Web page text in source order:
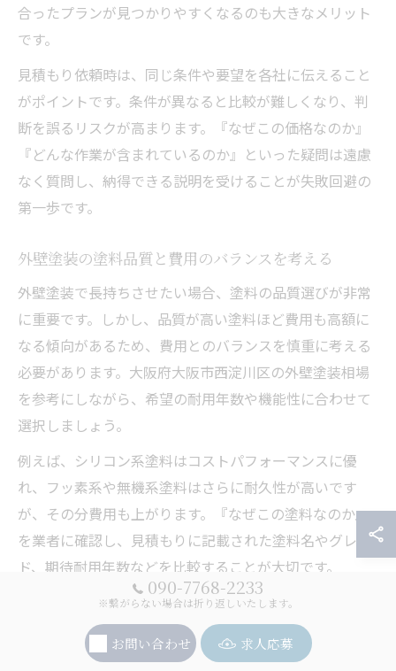
合ったプランが見つかりやすくなるのも大きなメリット
です。
見積もり依頼時は、同じ条件や要望を各社に伝えること
がポイントです。条件が異なると比較が難しくなり、判
断を誤るリスクが高まります。『なぜこの価格なのか』
『どんな作業が含まれているのか』といった疑問は遠慮
なく質問し、納得できる説明を受けることが失敗回避の
第一歩です。
外壁塗装の塗料品質と費用のバランスを考える
外壁塗装で長持ちさせたい場合、塗料の品質選びが非常
に重要です。しかし、品質が高い塗料ほど費用も高額に
なる傾向があるため、費用とのバランスを慎重に考える
必要があります。大阪府大阪市西淀川区の外壁塗装相場
を参考にしながら、希望の耐用年数や機能性に合わせて
選択しましょう。
例えば、シリコン系塗料はコストパフォーマンスに優
れ、フッ素系や無機系塗料はさらに耐久性が高いです
が、その分費用も上がります。『なぜこの塗料なのか』
を業者に確認し、見積もりに記載された塗料名やグレー
ド、期待耐用年数などを比較することが大切です。
また、塗料の選択には建物の立地条件や周辺環境も影響
します。たとえば海沿いや交通量の多い場所では、耐候
性や防汚性の高い塗料が推奨されることがあります。費
090-7768-2233
※繋がらない場合は折り返しいたします。
お問い合わせ 求人応募